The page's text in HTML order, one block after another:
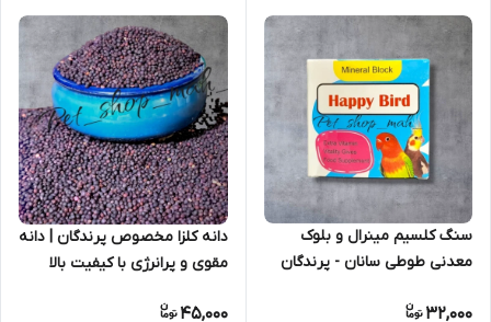
سنگ کلسیم مینرال و بلوک
معدنی طوطی سانان - پرندگان
32,000
دانه کلزا مخصوص پرندگان | دانه
مقوی و پرانرژی با کیفیت بالا
45,000